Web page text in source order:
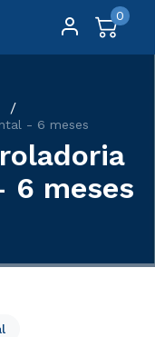
0
- 6 meses
6 meses